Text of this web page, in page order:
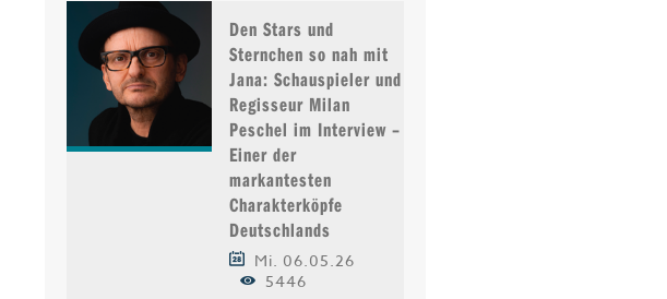
Den Stars und
Sternchen so nah mit
Jana: Schauspieler und
Regisseur Milan
Peschel im Interview –
Einer der
markantesten
Charakterköpfe
Deutschlands
Mi. 06.05.26
5446